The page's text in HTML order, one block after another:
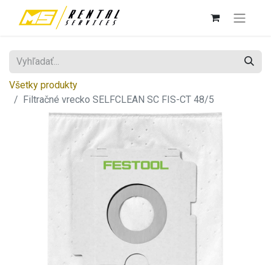
Všetky produkty
Filtračné vrecko SELFCLEAN SC FIS-CT 48/5